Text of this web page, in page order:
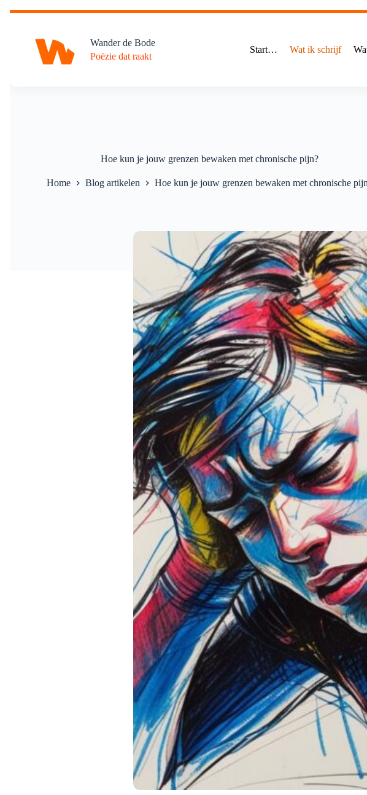
Ga
Wander de Bode
Poëzie dat raakt
Start… Wat ik schrijf
Hoe kun je jouw grenzen bewaken met chronische pijn?
Home Blog artikelen Hoe kun je jouw grenzen bewaken met chronische